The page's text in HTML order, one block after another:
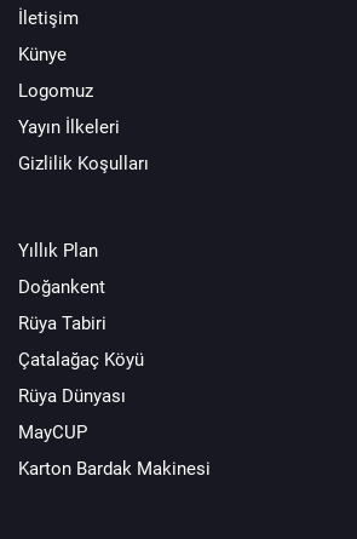
İletişim
Künye
Logomuz
Yayın İlkeleri
Gizlilik Koşulları
Yıllık Plan
Doğankent
Rüya Tabiri
Çatalağaç Köyü
Rüya Dünyası
MayCUP
Karton Bardak Makinesi